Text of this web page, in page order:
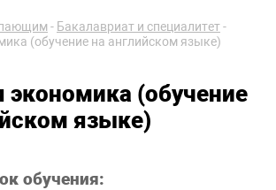
- Бакалавриат и специалитет-
(обучение на английском языке)
(обучение
языке)
обучения: